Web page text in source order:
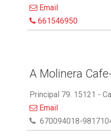
Email
661546950
A Molinera
Principal 79. 15121 -
Email
670094018-